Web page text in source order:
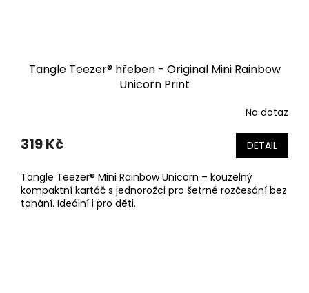
Tangle Teezer® hřeben - Original Mini Rainbow
Unicorn Print
Na dotaz
319 Kč DETAIL
Tangle Teezer® Mini Rainbow Unicorn – kouzelný
kompaktní kartáč s jednorožci pro šetrné rozčesání bez
tahání. Ideální i pro děti.